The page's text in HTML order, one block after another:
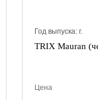
Год выпуска:г.
TRIX Mauran
Цена